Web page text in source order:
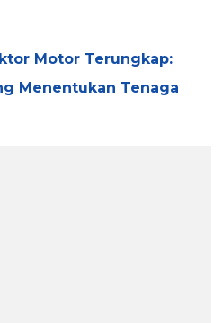
Motor Terungkap:
Menentukan Tenaga